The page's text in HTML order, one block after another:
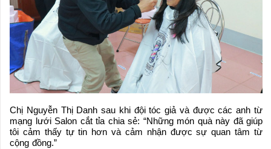
Chị Nguyễn Thị Danh sau khi đội tóc giả và được các anh từ
mạng lưới Salon cắt tỉa chia sẻ: “Những món quà này đã giúp
tôi cảm thấy tự tin hơn và cảm nhận được sự quan tâm từ
cộng đồng.”